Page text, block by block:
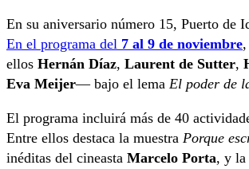
En su aniversario número 15, Puerto de
En el programa del 7 al 9 de noviembre
ellos Hernán Díaz, Laurent de Sutter,
Eva Meijer— bajo el lema El poder de
El programa incluirá más de 40
Entre ellos destaca la muestra Porque
inéditas del cineasta Marcelo Porta, y la